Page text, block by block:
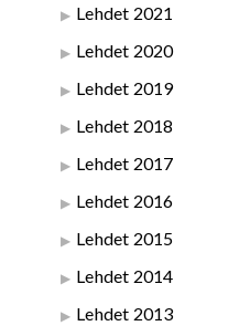
Lehdet 2021
Lehdet 2020
Lehdet 2019
Lehdet 2018
Lehdet 2017
Lehdet 2016
Lehdet 2015
Lehdet 2014
Lehdet 2013